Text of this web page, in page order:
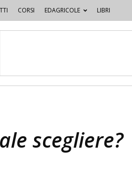
CORSI EDAGRICOLE LIBRI
scegliere?